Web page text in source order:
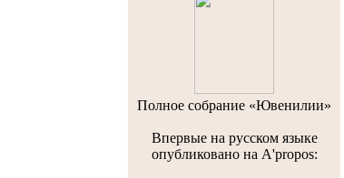
Полноe собраниe «Ювенилии»
Впервые на русском языке
опубликовано на A'propos: